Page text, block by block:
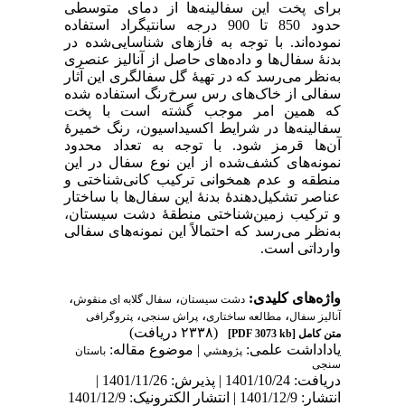
برای پخت این سفالینه‌ها از دمای ‏متوسطی
حدود 850 تا 900 درجه سانتیگراد استفاده
نموده‌اند. با توجه به فازهای شناسایی‌شده در
بدنۀ سفال‌ها و داده‌های حاصل از آنالیز عنصری
به‌نظر می‌رسد که در تهیۀ گل سفالگری این ‏آثار
سفالی از خاک‌های رس سرخ‌رنگ استفاده شده
که همین امر موجب گشته است با پخت
سفالینه‌ها در شرایط اکسیداسیون، رنگ خمیرۀ
آن‌ها قرمز شود. ‏با توجه به تعداد محدود
نمونه‌های کشف‌شده از این نوع سفال در این
منطقه و عدم همخوانی ترکیب کانی‌شناختی و
عناصر تشکیل‌دهندۀ بدنۀ این سفال‌ها با ساختار
و ترکیب زمین‌شناختی منطقۀ دشت سیستان،
به‌نظر می‌رسد که احتمالاً ‏این نمونه‌های سفالی
وارداتی است.
واژه‌های کلیدی: دشت سیستان، سفال گلابه ای منقوش،
آنالیز سفال، مطالعه ساختاری، پراش سنجی، پتروگرافی
متن کامل [PDF 3073 kb]
(۲۳۳۸ دریافت)
یاداداشت علمی: پژوهشي| موضوع مقاله: باستان
سنجی
دریافت: 1401/10/24 | پذیرش: 1401/11/26 |
انتشار: 1401/12/9 | انتشار الکترونیک: 1401/12/9